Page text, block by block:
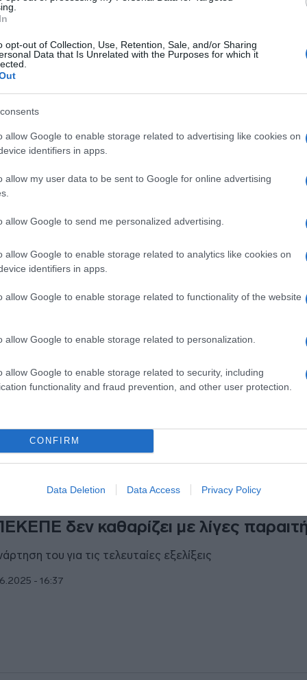
opt-out of Collection, Use, Retention, Sale, and/or Sharing
Data that Is Unrelated with the Purposes for which it
allow Google to enable storage related to advertising like cookies on
identifiers in apps.
allow my user data to be sent to Google for online advertising
allow Google to send me personalized advertising.
allow Google to enable storage related to analytics like cookies on
identifiers in apps.
allow Google to enable storage related to functionality of the website
allow Google to enable storage related to personalization.
allow Google to enable storage related to security, including
functionality and fraud prevention, and other user protection.
CONFIRM
Data Deletion Data Access Privacy Policy
για Καρυστιανού: Το κόμμα
δεξιά – Χρησιμοποιεί θρησκευτικά
για να κοντράρει Βελόπουλο και
το κίνημα των Τεμπών και άλλο ένα πρόσωπο να
- 13:37
για τον νεκρό ηλικιωμένο στη
στην Ανατολική Αττική:
μας στους οικείους του
- 18:44
δεν καθαρίζει με λίγες
του για τις τελευταίες εξελίξεις
- 16:37